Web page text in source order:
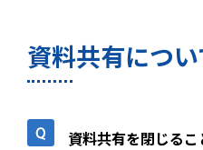
資料共有につい
資料共有を閉じるこ